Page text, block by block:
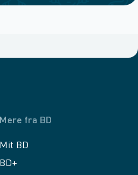
Mere fra BD
Mit BD
BD+